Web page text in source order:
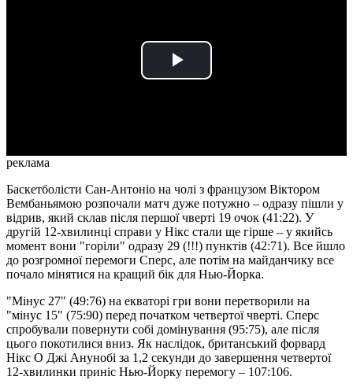
Play
реклама
Баскетболісти Сан-Антоніо на чолі з французом Віктором
Вембаньямою розпочали матч дуже потужно – одразу пішли у
відрив, який склав після першої чверті 19 очок (41:22). У
другій 12-хвилинці справи у Нікс стали ще гірше – у якийсь
момент вони "горіли" одразу 29 (!!!) пунктів (42:71). Все йшло
до розгромної перемоги Сперс, але потім на майданчику все
почало мінятися на кращий бік для Нью-Йорка.
"Мінус 27" (49:76) на екваторі гри вони перетворили на
"мінус 15" (75:90) перед початком четвертої чверті. Сперс
спробували повернути собі домінування (95:75), але після
цього покотилися вниз. Як наслідок, британський форвард
Нікс О Джі Анунобі за 1,2 секунди до завершення четвертої
12-хвилинки приніс Нью-Йорку перемогу – 107:106.